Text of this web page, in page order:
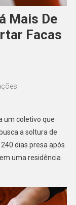
Mais De
Facas
um coletivo que
a soltura de
dias presa após
uma residência